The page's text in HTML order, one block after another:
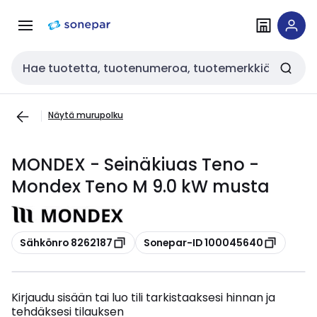
navigointiinsisältöön
Haku
Näytä murupolku
MONDEX - Seinäkiuas Teno -
Mondex Teno M 9.0 kW musta
Kopioi
Sähkönro 8262187 Kopioi
Sonepar-ID 100045640
Kirjaudu sisään tai luo tili tarkistaaksesi hinnan ja
tehdäksesi tilauksen